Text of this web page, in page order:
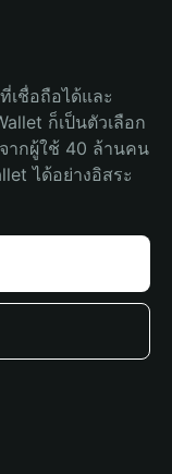
เชื่อถือได้และ
ก็เป็นตัวเลือก
ากผู้ใช้ 40 ล้านคน
ได้อย่างอิสระ